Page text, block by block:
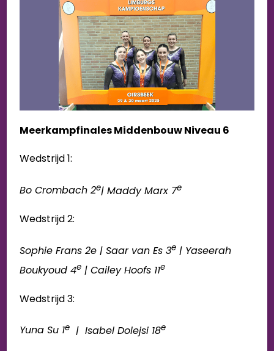
Meerkampfinales Middenbouw Niveau 6
Wedstrijd 1:
Bo Crombach 2e| Maddy Marx 7e
Wedstrijd 2:
Sophie Frans 2e | Saar van Es 3e | Yaseerah
Boukyoud 4e | Cailey Hoofs 11e
Wedstrijd 3:
Yuna Su 1e | Isabel Dolejsi 18e